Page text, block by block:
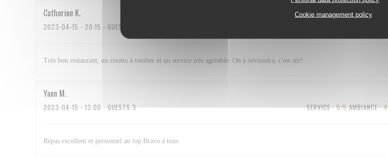
Cookie management policy
Catherine K
2023-04-15 - 20:15 - GUESTS 2
Très bon restaurant, un risotto à tomber et un service très agréable. On y reviendra, c'est sûr!
Yann M
2023-04-15 - 13:00 - GUESTS 3 SERVICE: 5/5 AMBIANCE: 4
Repas excellent et personnel au top Bravo à tous